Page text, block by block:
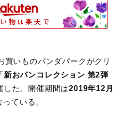
買いものパンダパークがクリ
新おパンコレクション 第2弾
した。開催期間は2019年12月
っている。